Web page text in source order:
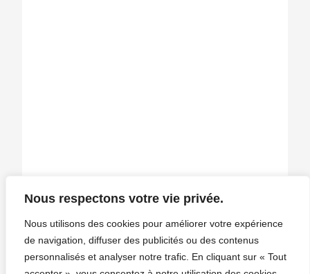
Nous respectons votre vie privée.
Nous utilisons des cookies pour améliorer votre expérience
de navigation, diffuser des publicités ou des contenus
personnalisés et analyser notre trafic. En cliquant sur « Tout